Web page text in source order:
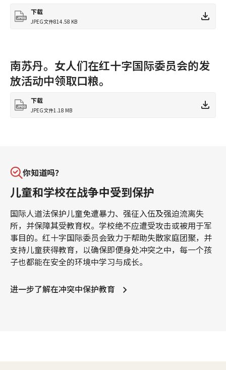
下载
JPEG文件814.58 KB
南苏丹。女人们在红十字国际委员会的发
放活动中领取口粮。
下载
JPEG文件1.18 MB
你知道吗？
儿童和学校在战争中受到保护
国际人道法保护儿童免遭暴力、强征入伍及强迫流离失
所，并保障其受教育权。学校绝不应遭受攻击或被用于军
事目的。红十字国际委员会致力于帮助失散家庭团聚，并
支持儿童获得教育，以确保即便身处冲突之中，每一个孩
子也都能在安全的环境中学习与成长。
进一步了解在冲突中保护教育